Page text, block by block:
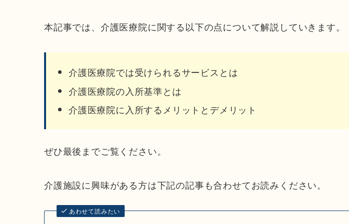
本記事では、介護医療院に関する以下の点について解説していきます。
介護医療院では受けられるサービスとは
介護医療院の入所基準とは
介護医療院に入所するメリットとデメリット
ぜひ最後までご覧ください。
介護施設に興味がある方は下記の記事も合わせてお読みください。
あわせて読みたい